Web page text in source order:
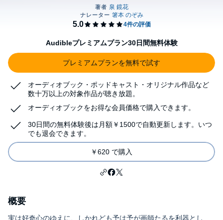
Audibleプレミアムプラン30日間無料体験
プレミアムプランを無料で試す
オーディオブック・ポッドキャスト・オリジナル作品など
数十万以上の対象作品が聴き放題。
オーディオブックをお得な会員価格で購入できます。
30日間の無料体験後は月額￥1500で自動更新します。いつ
でも退会できます。
￥620 で購入
概要
実は好奇心のゆえに、しかれども予は予が画師たるを利器とし